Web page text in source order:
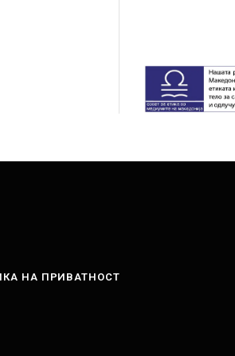
НА ПРИВАТНОСТ